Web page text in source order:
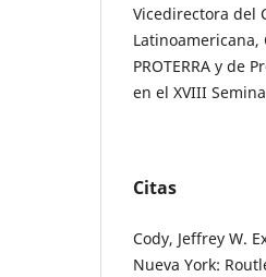
Vicedirectora del
Latinoamericana,
PROTERRA y de
en el XVIII
Citas
Cody, Jeffrey W.
Nueva York: